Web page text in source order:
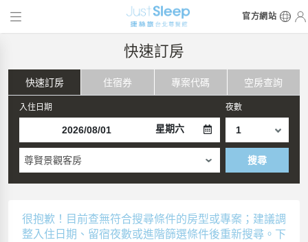
官方網站
快速訂房
快速訂房 住宿券 專案代碼 空房查詢
入住日期
星期六
夜數
尊賢景觀客房 搜尋
很抱歉！目前查無符合搜尋條件的房型或專案；建議調
整入住日期、留宿夜數或進階篩選條件後重新搜尋。下